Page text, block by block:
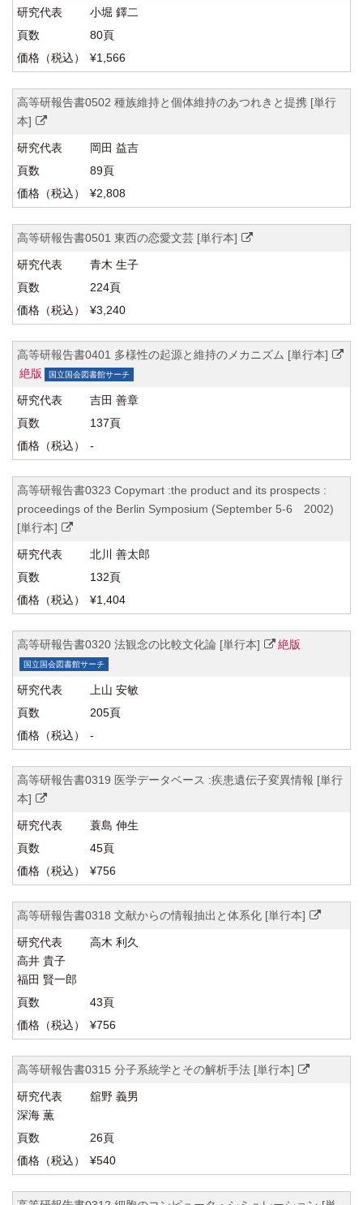
小堀 鐸二
80頁
¥1,566
高等研報告書0502 種族維持と個体維持のあつれきと提携 [単行
本]
岡田 益吉
89頁
¥2,808
高等研報告書0501 東西の恋愛文芸 [単行本]
青木 生子
224頁
¥3,240
高等研報告書0401 多様性の起源と維持のメカニズム [単行本]
絶版
国立国会図書館サーチ
吉田 善章
137頁
-
高等研報告書0323 Copymart :the product and its prospects :
proceedings of the Berlin Symposium (September 5-6 2002)
[単行本]
北川 善太郎
132頁
¥1,404
高等研報告書0320 法観念の比較文化論 [単行本] 絶版
国立国会図書館サーチ
上山 安敏
205頁
-
高等研報告書0319 医学データベース :疾患遺伝子変異情報 [単行
本]
蓑島 伸生
45頁
¥756
高等研報告書0318 文献からの情報抽出と体系化 [単行本]
高木 利久
高井 貴子
福田 賢一郎
43頁
¥756
高等研報告書0315 分子系統学とその解析手法 [単行本]
舘野 義男
深海 薫
26頁
¥540